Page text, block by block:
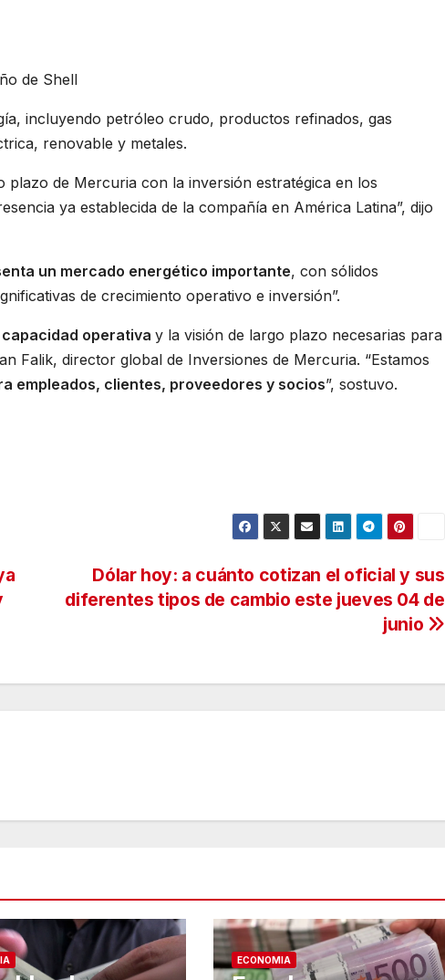
de Shell
incluyendo petróleo crudo, productos refinados, gas
renovable y metales.
plazo de Mercuria con la inversión estratégica en los
ya establecida de la compañía en América Latina”, dijo
un mercado energético importante, con sólidos
de crecimiento operativo e inversión”.
capacidad operativa y la visión de largo plazo necesarias para
Falik, director global de Inversiones de Mercuria. “Estamos
empleados, clientes, proveedores y socios”, sostuvo.
Dólar hoy: a cuánto cotizan el oficial y sus
diferentes tipos de cambio este jueves 04 de
junio
ECONOMIA